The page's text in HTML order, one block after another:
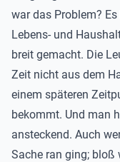
war das Problem?
Lebens- und
breit gemacht. Die
Zeit nicht aus dem
einem späteren
bekommt. Und man
ansteckend. Auch
Sache ran ging;